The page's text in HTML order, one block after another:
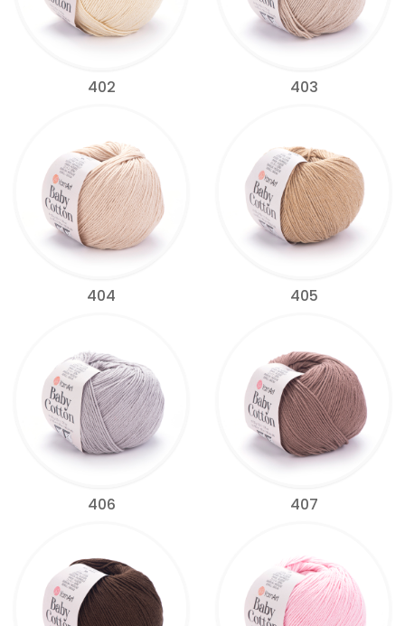
402 403
404 405
406 407